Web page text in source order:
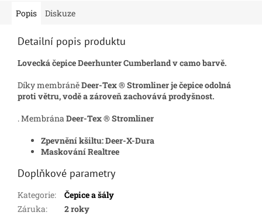
Popis Diskuze
Detailní popis produktu
Lovecká čepice Deerhunter Cumberland v camo barvě.
Díky membráněDeer-Tex ® Stromliner je čepiceodolná
proti větru, vodě a zároveň zachovává prodyšnost.
. MembránaDeer-Tex ® Stromliner
Zpevnění kšiltu: Deer-X-Dura
Maskování Realtree
Doplňkové parametry
Kategorie:
Čepice a šály
Záruka:
2 roky